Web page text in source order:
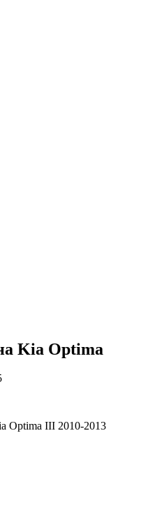
Kia Optima
Optima III 2010-2013